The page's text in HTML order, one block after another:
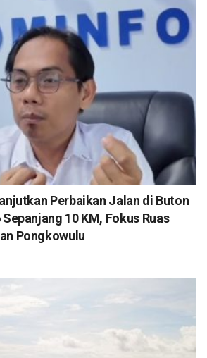
Perbaikan Jalan di Buton
10 KM, Fokus Ruas
Pongkowulu